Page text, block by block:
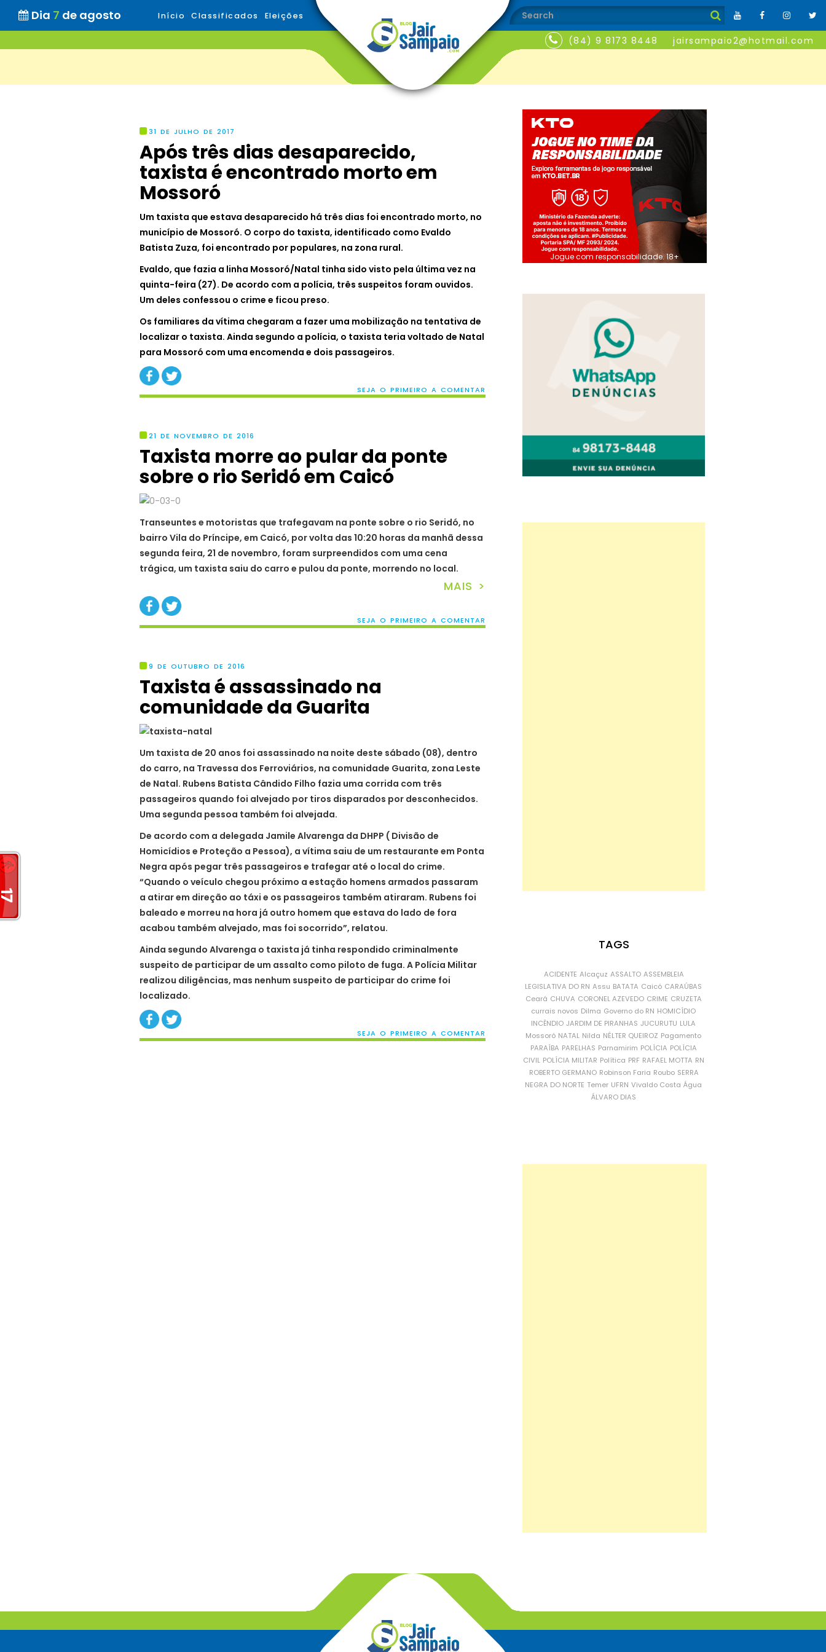
Dia 7 de agosto Início Classificados Eleições
(84) 9 8173 8448 jairsampaio2@hotmail.com
31 DE JULHO DE 2017
Após três dias desaparecido,
taxista é encontrado morto em
Mossoró
Um taxista que estava desaparecido há três dias foi encontrado morto, no
município de Mossoró. O corpo do taxista, identificado como Evaldo
Batista Zuza, foi encontrado por populares, na zona rural.
Evaldo, que fazia a linha Mossoró/Natal tinha sido visto pela última vez na
quinta-feira (27). De acordo com a polícia, três suspeitos foram ouvidos.
Um deles confessou o crime e ficou preso.
Os familiares da vítima chegaram a fazer uma mobilização na tentativa de
localizar o taxista. Ainda segundo a polícia, o taxista teria voltado de Natal
para Mossoró com uma encomenda e dois passageiros.
SEJA O PRIMEIRO A COMENTAR
21 DE NOVEMBRO DE 2016
Taxista morre ao pular da ponte
sobre o rio Seridó em Caicó
Transeuntes e motoristas que trafegavam na ponte sobre o rio Seridó, no
bairro Vila do Príncipe, em Caicó, por volta das 10:20 horas da manhã dessa
segunda feira, 21 de novembro, foram surpreendidos com uma cena
trágica, um taxista saiu do carro e pulou da ponte, morrendo no local.
MAIS >
SEJA O PRIMEIRO A COMENTAR
9 DE OUTUBRO DE 2016
Taxista é assassinado na
comunidade da Guarita
Um taxista de 20 anos foi assassinado na noite deste sábado (08), dentro
do carro, na Travessa dos Ferroviários, na comunidade Guarita, zona Leste
de Natal. Rubens Batista Cândido Filho fazia uma corrida com três
passageiros quando foi alvejado por tiros disparados por desconhecidos.
Uma segunda pessoa também foi alvejada.
De acordo com a delegada Jamile Alvarenga da DHPP ( Divisão de
Homicídios e Proteção a Pessoa), a vítima saiu de um restaurante em Ponta
Negra após pegar três passageiros e trafegar até o local do crime.
“Quando o veículo chegou próximo a estação homens armados passaram
a atirar em direção ao táxi e os passageiros também atiraram. Rubens foi
baleado e morreu na hora já outro homem que estava do lado de fora
acabou também alvejado, mas foi socorrido”, relatou.
Ainda segundo Alvarenga o taxista já tinha respondido criminalmente
suspeito de participar de um assalto como piloto de fuga. A Polícia Militar
realizou diligências, mas nenhum suspeito de participar do crime foi
localizado.
SEJA O PRIMEIRO A COMENTAR
Jogue com responsabilidade. 18+
TAGS
ACIDENTE Alcaçuz ASSALTO ASSEMBLEIA
LEGISLATIVA DO RN Assu BATATA Caicó CARAÚBAS
Ceará CHUVA CORONEL AZEVEDO CRIME CRUZETA
currais novos Dilma Governo do RN HOMICÍDIO
INCÊNDIO JARDIM DE PIRANHAS JUCURUTU LULA
Mossoró NATAL Nilda NÉLTER QUEIROZ Pagamento
PARAÍBA PARELHAS Parnamirim POLÍCIA POLÍCIA
CIVIL POLÍCIA MILITAR Política PRF RAFAEL MOTTA RN
ROBERTO GERMANO Robinson Faria Roubo SERRA
NEGRA DO NORTE Temer UFRN Vivaldo Costa Água
ÁLVARO DIAS